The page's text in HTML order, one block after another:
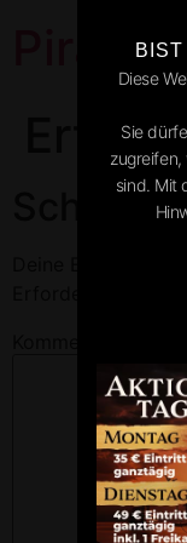
Deine E-Mail-
Diese
Sie
zugreifen,
sind. Mit